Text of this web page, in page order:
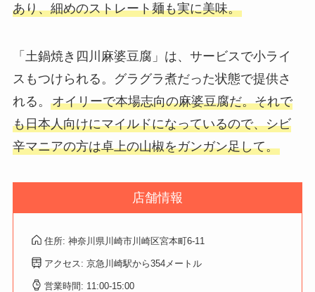
あり、細めのストレート麺も実に美味。
「土鍋焼き四川麻婆豆腐」は、サービスで小ライ
スもつけられる。グラグラ煮だった状態で提供さ
れる。 オイリーで本場志向の麻婆豆腐だ。それで
も日本人向けにマイルドになっているので、シビ
辛マニアの方は卓上の山椒をガンガン足して。
店舗情報
住所: 神奈川県川崎市川崎区宮本町6-11
アクセス: 京急川崎駅から354メートル
営業時間: 11:00-15:00